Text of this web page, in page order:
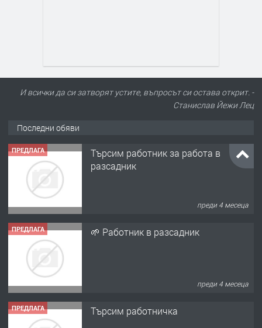
И всички да си затворят устите, въпросът си остава открит. -
Станислав Йежи Лец
Последни обяви
ПРЕДЛАГА
Търсим работник за работа в
разсадник
преди 4 месеца
ПРЕДЛАГА 🌱 Работник в разсадник
преди 4 месеца
ПРЕДЛАГА Търсим работничка